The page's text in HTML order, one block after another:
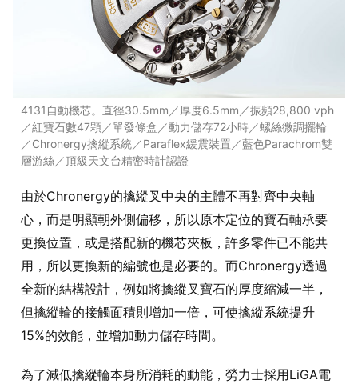
4131自動機芯。直徑30.5mm／厚度6.5mm／振頻28,800 vph
／紅寶石數47顆／單發條盒／動力儲存72小時／螺絲微調擺輪
／Chronergy擒縱系統／Paraflex緩震裝置／藍色Parachrom雙
層游絲／頂級天文台精密時計認證
由於Chronergy的擒縱叉中央的主體不再對齊中央軸
心，而是明顯朝外側偏移，所以原本定位的寶石軸承要
更換位置，或是搭配新的機芯夾板，許多零件已不能共
用，所以更換新的編號也是必要的。而Chronergy透過
全新的結構設計，例如將擒縱叉寶石的厚度縮減一半，
但擒縱輪的接觸面積則增加一倍，可使擒縱系統提升
15%的效能，並增加動力儲存時間。
為了減低擒縱輪本身所消耗的動能，勞力士採用LiGA電